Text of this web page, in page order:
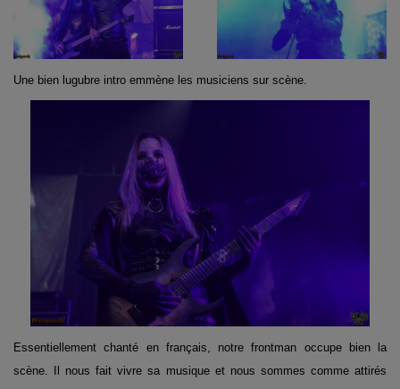
Une bien lugubre intro emmène les musiciens sur scène.
Essentiellement chanté en français, notre frontman occupe bien la
scène. Il nous fait vivre sa musique et nous sommes comme attirés